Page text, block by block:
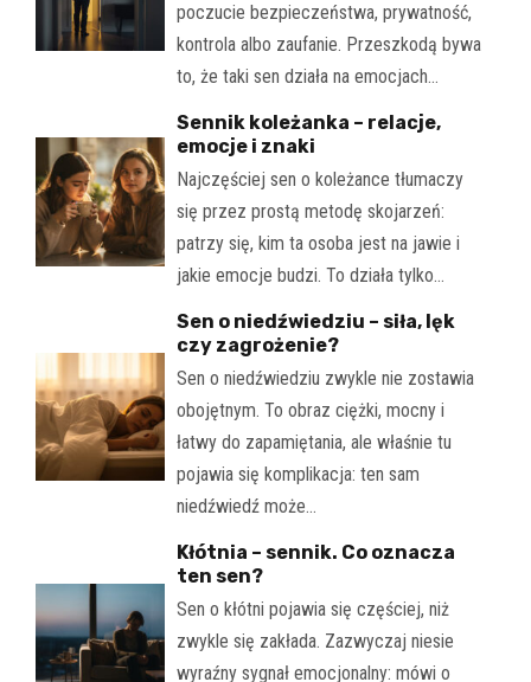
poczucie bezpieczeństwa, prywatność,
kontrola albo zaufanie. Przeszkodą bywa
to, że taki sen działa na emocjach…
Sennik koleżanka – relacje,
emocje i znaki
Najczęściej sen o koleżance tłumaczy
się przez prostą metodę skojarzeń:
patrzy się, kim ta osoba jest na jawie i
jakie emocje budzi. To działa tylko…
Sen o niedźwiedziu – siła, lęk
czy zagrożenie?
Sen o niedźwiedziu zwykle nie zostawia
obojętnym. To obraz ciężki, mocny i
łatwy do zapamiętania, ale właśnie tu
pojawia się komplikacja: ten sam
niedźwiedź może…
Kłótnia – sennik. Co oznacza
ten sen?
Sen o kłótni pojawia się częściej, niż
zwykle się zakłada. Zazwyczaj niesie
wyraźny sygnał emocjonalny: mówi o